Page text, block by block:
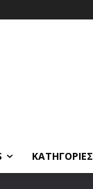
ΚΑΤΗΓΟΡΙΕΣ